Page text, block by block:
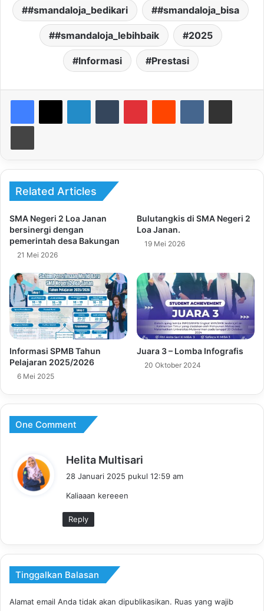
#smandaloja_bedikari #smandaloja_bisa
#smandaloja_lebihbaik 2025
Informasi Prestasi
LinkedInTumblr PinterestReddit VKontakteShare via Email
Print
Related Articles
SMA Negeri 2 Loa Janan
bersinergi dengan
pemerintah desa Bakungan
21 Mei 2026
Bulutangkis di SMA Negeri 2
Loa Janan.
19 Mei 2026
Informasi SPMB Tahun
Pelajaran 2025/2026
6 Mei 2025
Juara 3 – Lomba Infografis
20 Oktober 2024
One Comment
Helita Multisari
28 Januari 2025 pukul 12:59 am
Kaliaaan kereeen
Reply
Tinggalkan Balasan
Alamat email Anda tidak akan dipublikasikan. Ruas yang wajib